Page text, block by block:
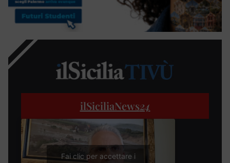
ilSiciliaNews24
Fai clic per accettare i